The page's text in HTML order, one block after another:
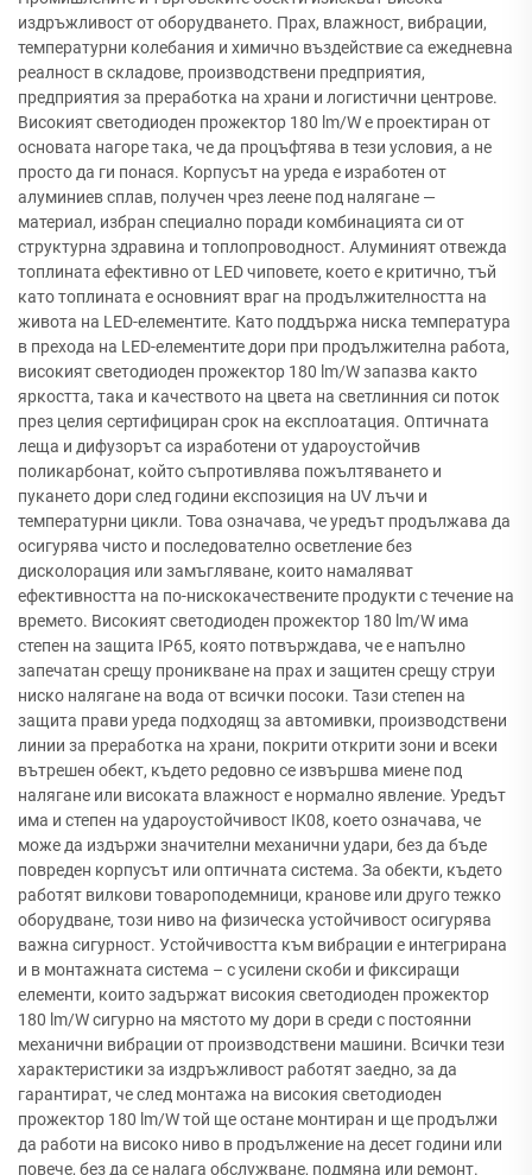
издръжливост от оборудването. Прах, влажност, вибрации,
температурни колебания и химично въздействие са ежедневна
реалност в складове, производствени предприятия,
предприятия за преработка на храни и логистични центрове.
Високият светодиоден прожектор 180 lm/W е проектиран от
основата нагоре така, че да процъфтява в тези условия, а не
просто да ги понася. Корпусът на уреда е изработен от
алуминиев сплав, получен чрез леене под налягане —
материал, избран специално поради комбинацията си от
структурна здравина и топлопроводност. Алуминият отвежда
топлината ефективно от LED чиповете, което е критично, тъй
като топлината е основният враг на продължителността на
живота на LED-елементите. Като поддържа ниска температура
в прехода на LED-елементите дори при продължителна работа,
високият светодиоден прожектор 180 lm/W запазва както
яркостта, така и качеството на цвета на светлинния си поток
през целия сертифициран срок на експлоатация. Оптичната
леща и дифузорът са изработени от удароустойчив
поликарбонат, който съпротивлява пожълтяването и
пукането дори след години експозиция на UV лъчи и
температурни цикли. Това означава, че уредът продължава да
осигурява чисто и последователно осветление без
дисколорация или замъгляване, които намаляват
ефективността на по-нискокачествените продукти с течение на
времето. Високият светодиоден прожектор 180 lm/W има
степен на защита IP65, която потвърждава, че е напълно
запечатан срещу проникване на прах и защитен срещу струи
ниско налягане на вода от всички посоки. Тази степен на
защита прави уреда подходящ за автомивки, производствени
линии за преработка на храни, покрити открити зони и всеки
вътрешен обект, където редовно се извършва миене под
налягане или високата влажност е нормално явление. Уредът
има и степен на удароустойчивост IK08, което означава, че
може да издържи значителни механични удари, без да бъде
повреден корпусът или оптичната система. За обекти, където
работят вилкови товароподемници, кранове или друго тежко
оборудване, този ниво на физическа устойчивост осигурява
важна сигурност. Устойчивостта към вибрации е интегрирана
и в монтажната система – с усилени скоби и фиксиращи
елементи, които задържат високия светодиоден прожектор
180 lm/W сигурно на мястото му дори в среди с постоянни
механични вибрации от производствени машини. Всички тези
характеристики за издръжливост работят заедно, за да
гарантират, че след монтажа на високия светодиоден
прожектор 180 lm/W той ще остане монтиран и ще продължи
да работи на високо ниво в продължение на десет години или
повече, без да се налага обслужване, подмяна или ремонт.